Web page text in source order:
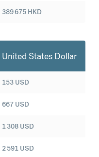
389 675 HKD
United States Dollar
153 USD
667 USD
1 308 USD
2 591 USD